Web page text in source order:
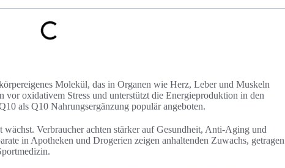
Molekül, das in Organen wie Herz, Leber und Muskeln
oxidativem Stress und unterstützt die Energieproduktion in den
als Q10 Nahrungsergänzung populär angeboten.
Verbraucher achten stärker auf Gesundheit, Anti-Aging und
in Apotheken und Drogerien zeigen anhaltenden Zuwachs, getragen